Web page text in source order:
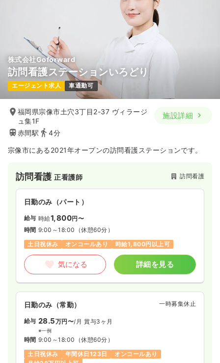
株式会社Goforward
訪問看護ステーションいろどり
エージェント求人 車通勤可
福岡県宗像市土穴3丁目2-37 ヴィラージ
ュ集1F
赤間駅
4分
施設詳細
宗像市にある2021年オープンの訪問看護ステーションです。
訪問看護正看護師 訪問看護
日勤のみ（パート）
給与 時給1,800円〜
時間 9:00～18:00 （休憩60分）
土日祝休み
オンコールあり 時給1,800円以上可
気になる 詳細を見る
日勤のみ（常勤） 一時募集休止
給与 28.5万円〜/月 賞与3ヶ月
※一例
時間 9:00～18:00 （休憩60分）
土日祝休み
年間休日123日
オンコールあり